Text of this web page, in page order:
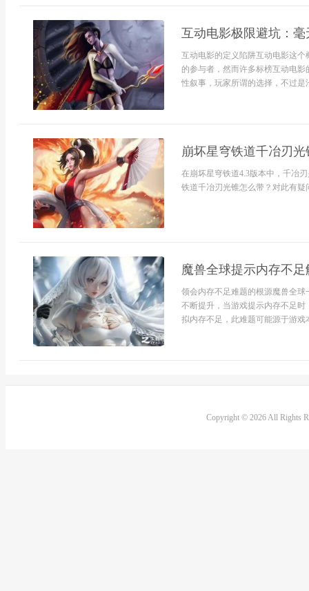
互动电影极限避坑：
互动电影的定义陷阱互动电影这
的参与者，然而许多标榜互动电
性叙事，玩家所谓的选择，不过是
崩坏星穹铁道千冶刃
在崩坏星穹铁道4.3版本中，千冶
铁道千冶刃光锥怎么带？对此有
魔兽全球提示内存不
领会内存不足难题的根源魔兽全
不断提升，当游戏提示内存不足
拟内存不足，此难题可能源于游
Copyright © 2026 All Rights